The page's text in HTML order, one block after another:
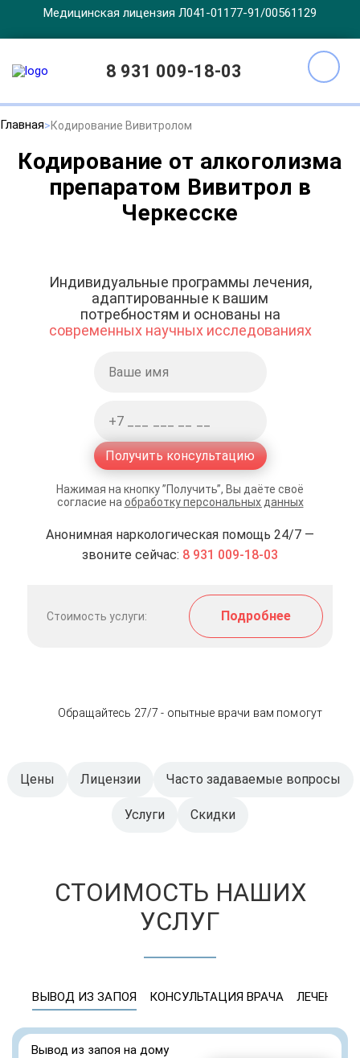
Медицинская лицензия Л041-01177-91/00561129
8 931 009-18-03
Главная Кодирование Вивитролом
Кодирование от алкоголизма
препаратом Вивитрол в
Черкесске
Индивидуальные программы лечения,
адаптированные к вашим
потребностям и основаны на
современных научных исследованиях
Получить консультацию
Нажимая на кнопку ”Получить”, Вы даёте своё
согласие на обработку персональных данных
Анонимная наркологическая помощь 24/7 —
звоните сейчас: 8 931 009-18-03
Стоимость услуги: Подробнее
Обращайтесь 27/7 - опытные врачи вам помогут
Цены Лицензии Часто задаваемые вопросы
Услуги Скидки
СТОИМОСТЬ НАШИХ
УСЛУГ
ВЫВОД ИЗ ЗАПОЯ КОНСУЛЬТАЦИЯ ВРАЧА ЛЕЧЕНИЕ
Вывод из запоя на дому